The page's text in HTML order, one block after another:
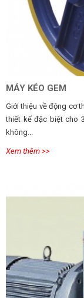
MÁY KÉO GEM
Giới thiệu về động cơ
thiết kế đặc biệt cho
không...
Xem thêm >>